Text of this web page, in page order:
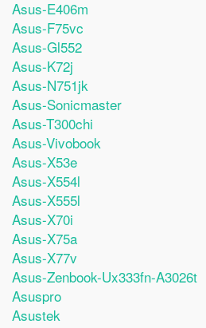
Asus-E406m
Asus-F75vc
Asus-Gl552
Asus-K72j
Asus-N751jk
Asus-Sonicmaster
Asus-T300chi
Asus-Vivobook
Asus-X53e
Asus-X554l
Asus-X555l
Asus-X70i
Asus-X75a
Asus-X77v
Asus-Zenbook-Ux333fn-A3026t
Asuspro
Asustek